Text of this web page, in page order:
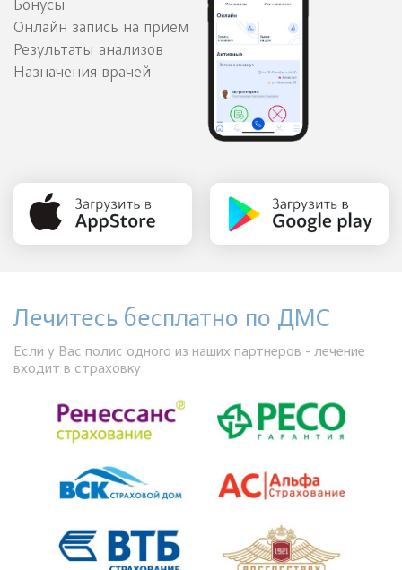
Бонусы
Онлайн запись на прием
Результаты анализов
Назначения врачей
Лечитесь бесплатно по ДМС
Если у Вас полис одного из наших партнеров - лечение
входит в страховку